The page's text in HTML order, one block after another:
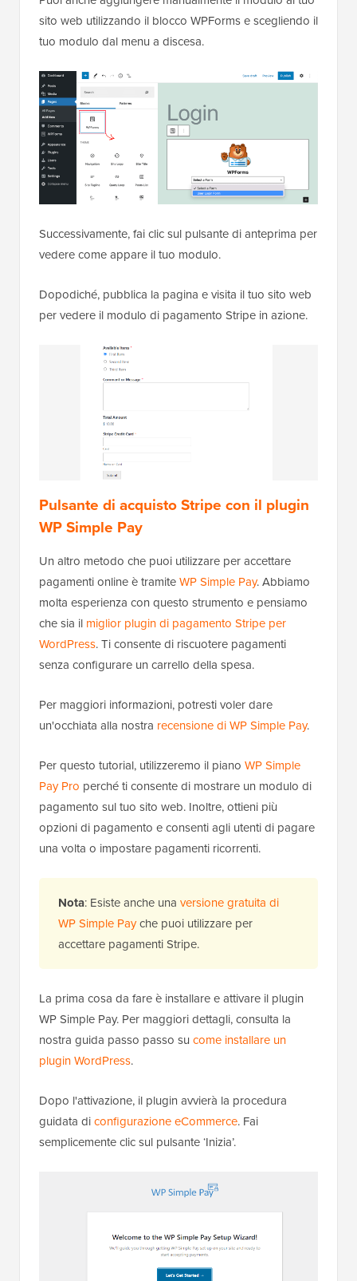
sito web utilizzando il blocco WPForms e scegliendo il
tuo modulo dal menu a discesa.
Successivamente, fai clic sul pulsante di anteprima per
vedere come appare il tuo modulo.
Dopodiché, pubblica la pagina e visita il tuo sito web
per vedere il modulo di pagamento Stripe in azione.
Pulsante di acquisto Stripe con il plugin
WP Simple Pay
Un altro metodo che puoi utilizzare per accettare
pagamenti online è tramiteWP Simple Pay. Abbiamo
molta esperienza con questo strumento e pensiamo
che sia il miglior plugin di pagamento Stripe per
WordPress. Ti consente di riscuotere pagamenti
senza configurare un carrello della spesa.
Per maggiori informazioni, potresti voler dare
un'occhiata alla nostra recensione di WP Simple Pay.
Per questo tutorial, utilizzeremo il piano WP Simple
Pay Pro perché ti consente di mostrare un modulo di
pagamento sul tuo sito web. Inoltre, ottieni più
opzioni di pagamento e consenti agli utenti di pagare
una volta o impostare pagamenti ricorrenti.
Nota: Esiste anche una versione gratuita di
WP Simple Payche puoi utilizzare per
accettare pagamenti Stripe.
La prima cosa da fare è installare e attivare il plugin
WP Simple Pay. Per maggiori dettagli, consulta la
nostra guida passo passo su come installare un
plugin WordPress.
Dopo l'attivazione, il plugin avvierà la procedura
guidata diconfigurazione eCommerce. Fai
semplicemente clic sul pulsante ‘Inizia’.